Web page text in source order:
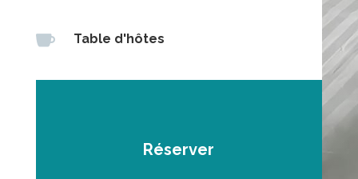
 Table d'hôtes
Réserver